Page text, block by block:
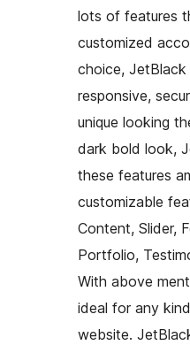
lots of features
customized
choice, JetBlack
responsive,
unique looking
dark bold look,
these features
customizable
Content, Slider,
Portfolio,
With above
ideal for any
website.